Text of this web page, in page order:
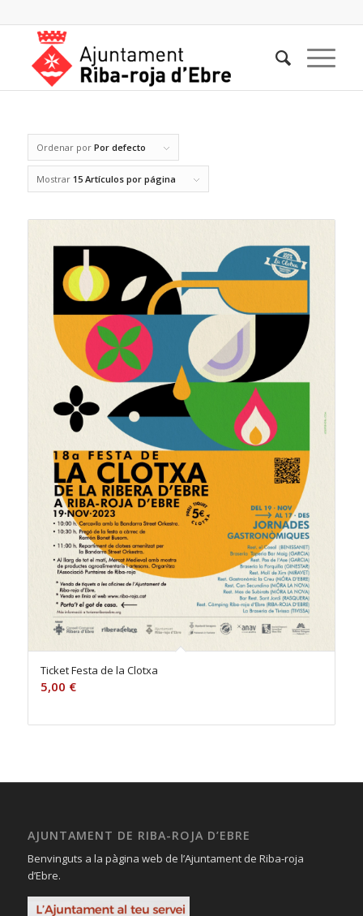
Ordenar por Por defecto
Mostrar 15 Artículos por página
Ticket Festa de la Clotxa
5,00 €
AJUNTAMENT DE RIBA-ROJA D’EBRE
Benvinguts a la pàgina web de l’Ajuntament de Riba-roja
d’Ebre.